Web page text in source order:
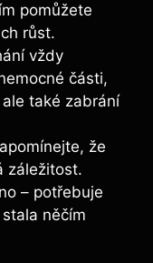
pomůžete
růst.
vždy
části,
také zabrání
že
záležitost.
– potřebuje
něčím